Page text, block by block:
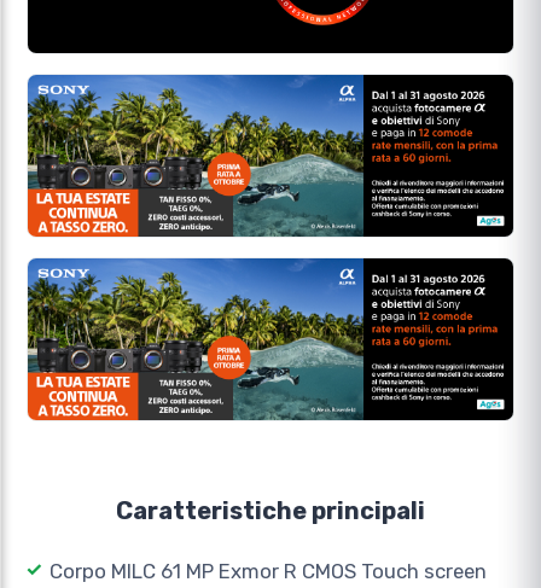
Caratteristiche principali
Corpo MILC 61 MP Exmor R CMOS Touch screen